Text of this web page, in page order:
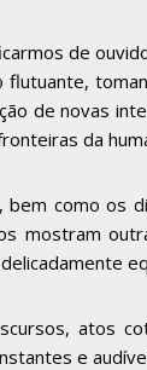
de
flutuante,
de novas
da
como os
mostram
atos
e